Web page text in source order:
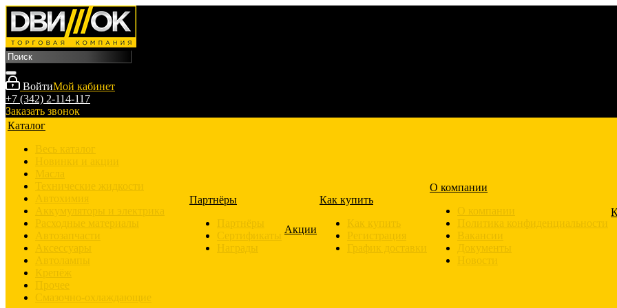
ВойтиМой кабинет
+7 (342) 2-114-117
Заказать звонок
Каталог
Весь каталог
Новинки и акции
Масла
Технические жидкости
Автохимия
Аккумуляторы и электрика
Расходные материалы
Автозапчасти
Аксессуары
Автолампы
Крепёж
Прочее
Смазочно-охлаждающие
Партнёры
Партнёры
Сертификаты
Награды
Акции
Как купить
Как купить
Регистрация
График доставки
О компании
О компании
Политика конфиденциальности
Вакансии
Документы
Новости